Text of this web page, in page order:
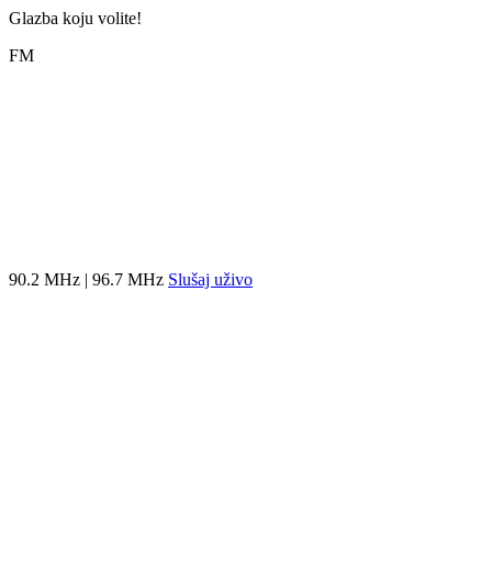
Glazba koju volite!
FM
90.2 MHz | 96.7 MHz Slušaj uživo